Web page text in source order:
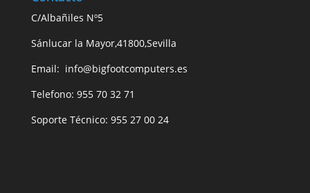
C/Albañiles Nº5
Sánlucar la Mayor,41800,Sevilla
Email: info@bigfootcomputers.es
Telefono: 955 70 32 71
Soporte Técnico: 955 27 00 24